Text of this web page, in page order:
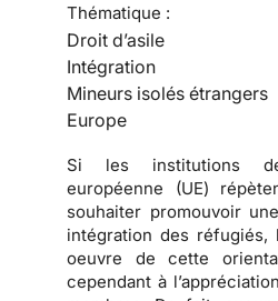
Thématique :
Droit d’asile
Intégration
Mineurs isolés étrangers
Europe
Si les institutions
européenne (UE)
souhaiter promouvoir
intégration des réfugiés,
oeuvre de cette
cependant à